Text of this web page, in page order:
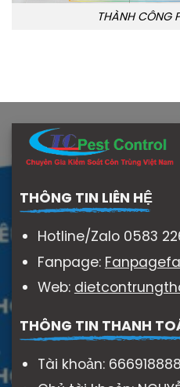
THÀNH CÔNG
THÔNG TIN LIÊN HỆ
Hotline/Zalo 0583
Fanpage:
Web:
THÔNG TIN THANH
Tài khoản: